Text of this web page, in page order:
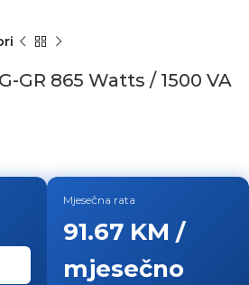
GR 865 Watts / 1500 VA
Mjesečna rata
91.67 KM /
mjesečno